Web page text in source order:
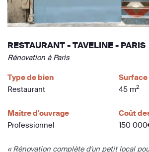
RESTAURANT - TAVELINE - PARIS
Rénovation à Paris
Type de bien
Restaurant
Surface
45 m2
Maître d'ouvrage
Professionnel
Coût
150
« Rénovation complète d'un petit local